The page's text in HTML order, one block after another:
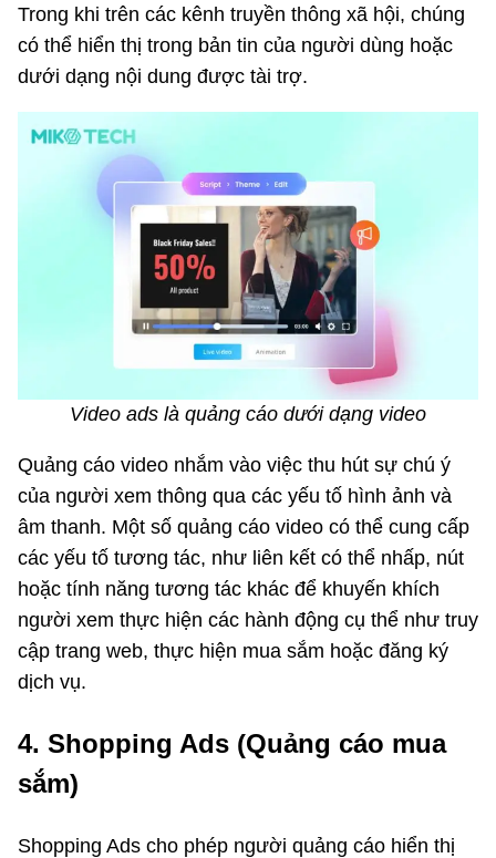
Trong khi trên các kênh truyền thông xã hội, chúng
có thể hiển thị trong bản tin của người dùng hoặc
dưới dạng nội dung được tài trợ.
Video ads là quảng cáo dưới dạng video
Quảng cáo video nhắm vào việc thu hút sự chú ý
của người xem thông qua các yếu tố hình ảnh và
âm thanh. Một số quảng cáo video có thể cung cấp
các yếu tố tương tác, như liên kết có thể nhấp, nút
hoặc tính năng tương tác khác để khuyến khích
người xem thực hiện các hành động cụ thể như truy
cập trang web, thực hiện mua sắm hoặc đăng ký
dịch vụ.
4. Shopping Ads (Quảng cáo mua
sắm)
Shopping Ads cho phép người quảng cáo hiển thị